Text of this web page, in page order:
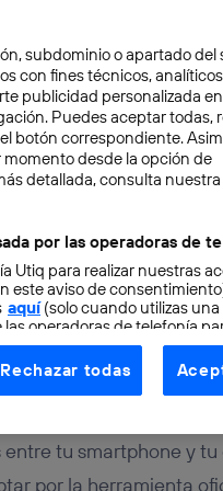
tu smartphone y
por la herramienta
subdominio o apartado del
con fines técnicos,
publicidad personalizada
Puedes aceptar todas,
botón correspondiente.
desde la opción de
detallada, consulta nuestra
por las operadoras de
Utiq para realizar nuestras
este aviso de
aquí(solo cuando utilizas una
las operadoras de telefonía
como prioridad
cuenta de cliente de
de teléfono móvil).
Rechazar todas